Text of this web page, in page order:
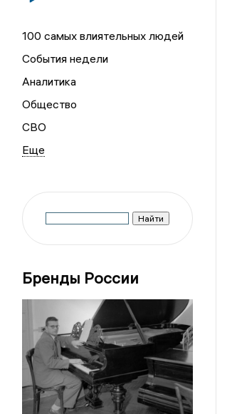
100 самых влиятельных людей
События недели
Аналитика
Общество
СВО
Бренды России